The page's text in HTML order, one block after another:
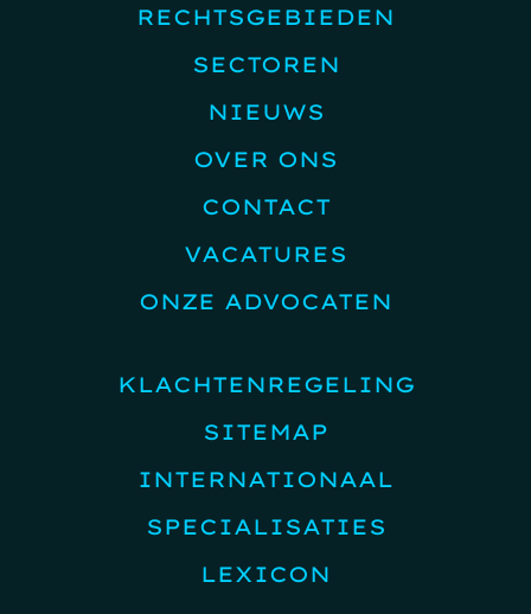
RECHTSGEBIEDEN
SECTOREN
NIEUWS
OVER ONS
CONTACT
VACATURES
ONZE ADVOCATEN
KLACHTENREGELING
SITEMAP
INTERNATIONAAL
SPECIALISATIES
LEXICON